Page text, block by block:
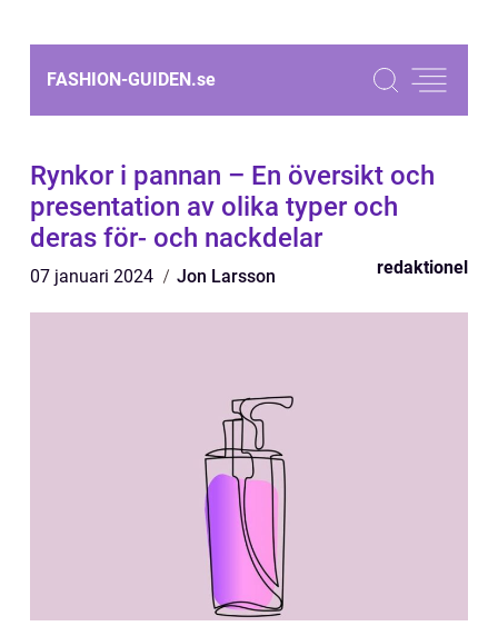
FASHION-GUIDEN.se
Rynkor i pannan – En översikt och
presentation av olika typer och
deras för- och nackdelar
07 januari 2024 Jon Larsson redaktionel